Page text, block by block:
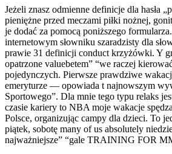
Jeżeli znasz odmienne definicje dla hasła
pieniężne przed meczami piłki nożnej,
je dodać za pomocą poniższego
internetowym słowniku szaradzisty dla
prawie 31 definicji conduct krzyżówki. Y
opatrzone valuebetem” “we raczej
pojedynczych. Pierwsze prawdziwe
emeryturze — opowiada t najnowszym
Sportowego”. Dla mnie tego typu relaks
czasie kariery to NBA moje wakacje
Polsce, organizując campy dla dzieci. To
piątek, sobotę many of us absolutely
najważniejsze” “gale TRAINING FOR